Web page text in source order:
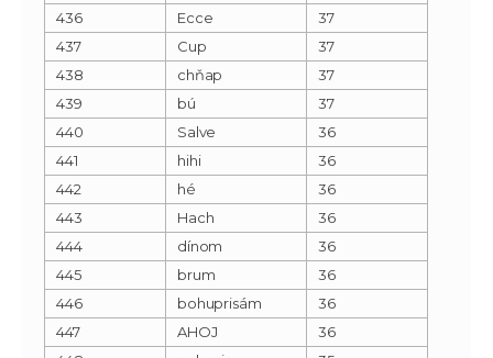
436 Ecce
37
437
Cup
37
438
chňap
37
439
bú
37
440
Salve
36
441
hihi
36
442
hé
36
443
Hach
36
444
dínom
36
445
brum
36
446
bohuprisám
36
447
AHOJ
36